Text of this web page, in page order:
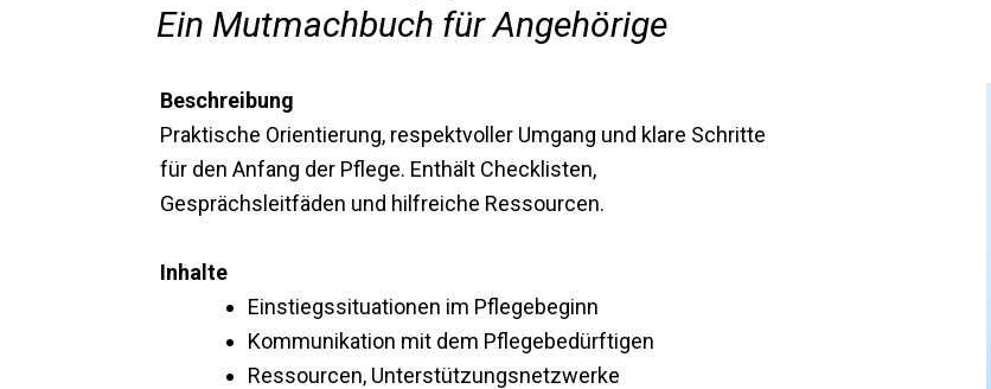
Ein Mutmachbuch für Angehörige
Beschreibung
Praktische Orientierung, respektvoller Umgang und klare Schritte
für den Anfang der Pflege. Enthält Checklisten,
Gesprächsleitfäden und hilfreiche Ressourcen.
Inhalte
Einstiegssituationen im Pflegebeginn
Kommunikation mit dem Pflegebedürftigen
Ressourcen, Unterstützungsnetzwerke